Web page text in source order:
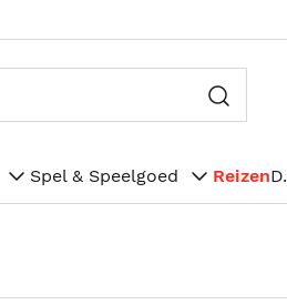
Spel & Speelgoed Reizen